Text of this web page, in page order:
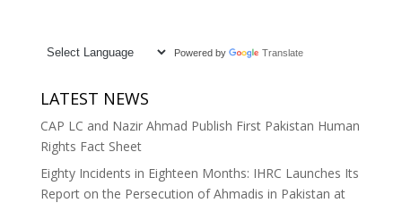
Powered by Translate
LATEST NEWS
CAP LC and Nazir Ahmad Publish First Pakistan Human
Rights Fact Sheet
Eighty Incidents in Eighteen Months: IHRC Launches Its
Report on the Persecution of Ahmadis in Pakistan at